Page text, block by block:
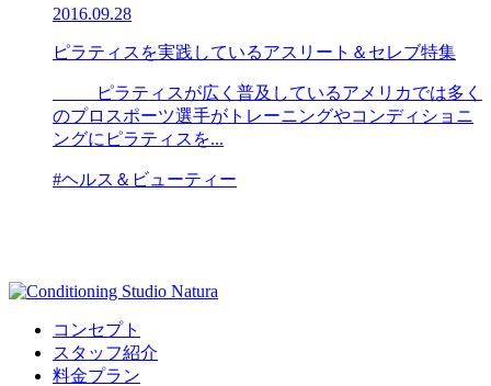
2016.09.28
ピラティスを実践しているアスリート＆セレブ特集
ピラティスが広く普及しているアメリカでは多く
のプロスポーツ選手がトレーニングやコンディショニ
ングにピラティスを...
#ヘルス＆ビューティー
コンセプト
スタッフ紹介
料金プラン